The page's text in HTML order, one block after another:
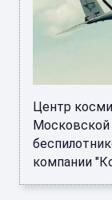
Центр
Московской
компании